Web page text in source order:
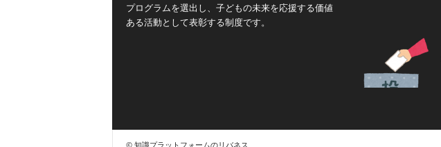
プログラムを選出し、子どもの未来を応援する価値
ある活動として表彰する制度です。
© 知識プラットフォームのリバネス